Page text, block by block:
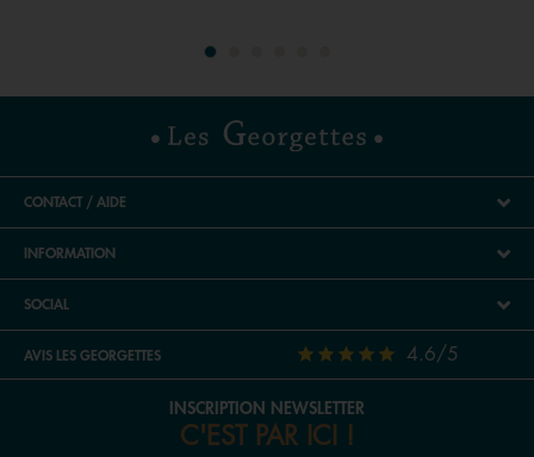
CONTACT / AIDE
INFORMATION
SOCIAL
AVIS LES GEORGETTES 4.6/5
INSCRIPTION NEWSLETTER
C'EST PAR ICI !